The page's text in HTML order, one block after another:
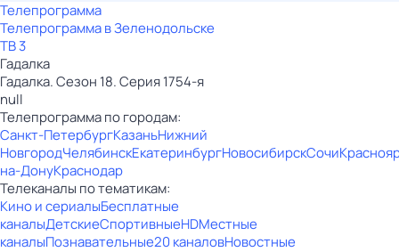
Телепрограмма
Телепрограмма в Зеленодольске
ТВ 3
Гадалка
Гадалка. Сезон 18. Серия 1754-я
null
Телепрограмма по городам:
Санкт-ПетербургКазаньНижний
НовгородЧелябинскЕкатеринбургНовосибирскСочи
на-ДонуКраснодар
Телеканалы по тематикам:
Кино и сериалыБесплатные
каналыДетскиеСпортивныеHDМестные
каналыПознавательные20 каналовНовостные